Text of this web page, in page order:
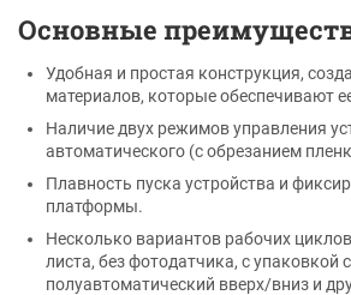
Основные
Удобная и простая конструкция,
материалов, которые обеспечивают
Наличие двух режимов управления
автоматического (с обрезанием
Плавность пуска устройства и
платформы.
Несколько вариантов рабочих
листа, без фотодатчика, с упаковкой
полуавтоматический вверх/вниз и